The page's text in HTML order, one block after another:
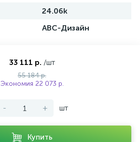
24.06k
АВС-Дизайн
33 111 р. /шт
55 184 р.
Экономия 22 073 р.
- + шт
Купить